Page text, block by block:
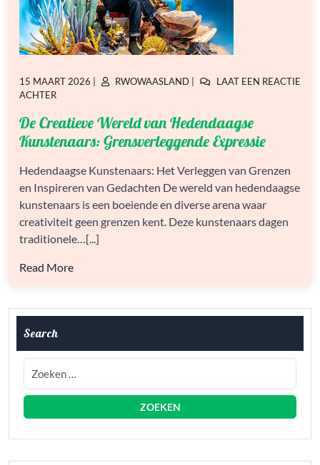
GEPLAATST
OP
15 MAART 2026
GEPLAATST
RWOWAASLAND
LAAT EEN REACTIE
ACHTEROP
CREATIEVE
VAN
KUNSTENAARS:
GRENSVERLEGGENDE
EXPRESSIE
De Creatieve Wereld van Hedendaagse
Kunstenaars: Grensverleggende Expressie
Hedendaagse Kunstenaars: Het Verleggen van Grenzen
en Inspireren van Gedachten De wereld van hedendaagse
kunstenaars is een boeiende en diverse arena waar
creativiteit geen grenzen kent. Deze kunstenaars dagen
traditionele…[...]
Read More
Search